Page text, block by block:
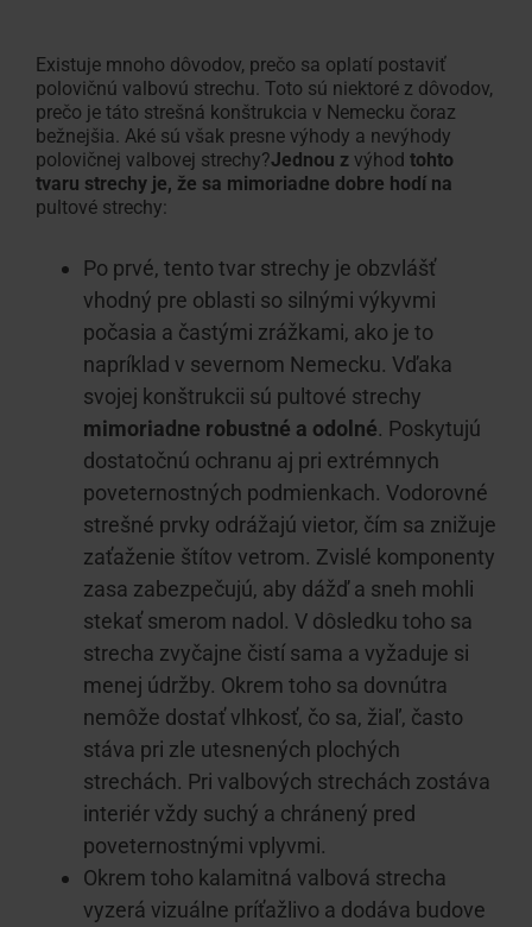
Existuje mnoho dôvodov, prečo sa oplatí postaviť
polovičnú valbovú strechu. Toto sú niektoré z dôvodov,
prečo je táto strešná konštrukcia v Nemecku čoraz
bežnejšia. Aké sú však presne výhody a nevýhody
polovičnej valbovej strechy?Jednou z výhod tohto
tvaru strechy je, že sa mimoriadne dobre hodí na
pultové strechy:
Po prvé, tento tvar strechy je obzvlášť
vhodný pre oblasti so silnými výkyvmi
počasia a častými zrážkami, ako je to
napríklad v severnom Nemecku. Vďaka
svojej konštrukcii sú pultové strechy
mimoriadne robustné a odolné. Poskytujú
dostatočnú ochranu aj pri extrémnych
poveternostných podmienkach. Vodorovné
strešné prvky odrážajú vietor, čím sa znižuje
zaťaženie štítov vetrom. Zvislé komponenty
zasa zabezpečujú, aby dážď a sneh mohli
stekať smerom nadol. V dôsledku toho sa
strecha zvyčajne čistí sama a vyžaduje si
menej údržby. Okrem toho sa dovnútra
nemôže dostať vlhkosť, čo sa, žiaľ, často
stáva pri zle utesnených plochých
strechách. Pri valbových strechách zostáva
interiér vždy suchý a chránený pred
poveternostnými vplyvmi.
Okrem toho kalamitná valbová strecha
vyzerá vizuálne príťažlivo a dodáva budove